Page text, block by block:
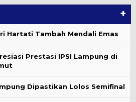
+
Hartati Tambah Mendali Emas
Prestasi IPSI Lampung di
Dipastikan Lolos Semifinal